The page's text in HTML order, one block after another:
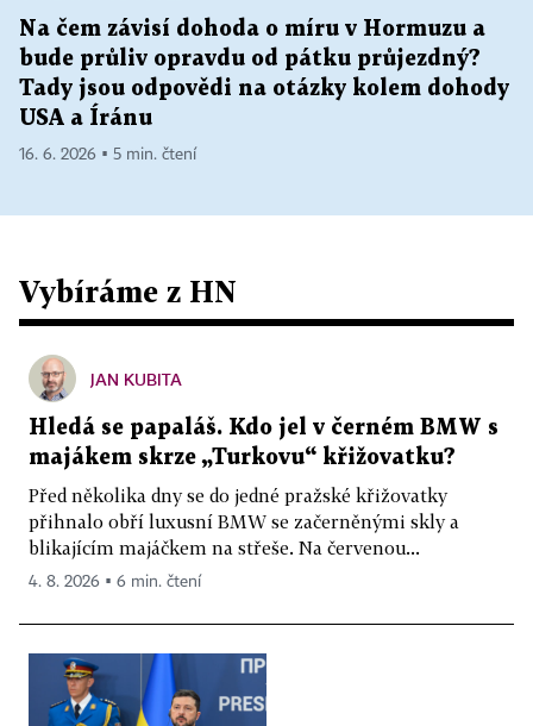
Na čem závisí dohoda o míru v Hormuzu a
bude průliv opravdu od pátku průjezdný?
Tady jsou odpovědi na otázky kolem dohody
USA a Íránu
16. 6. 2026 ▪ 5 min. čtení
Vybíráme z HN
JAN KUBITA
Hledá se papaláš. Kdo jel v černém BMW s
majákem skrze „Turkovu“ křižovatku?
Před několika dny se do jedné pražské křižovatky
přihnalo obří luxusní BMW se začerněnými skly a
blikajícím majáčkem na střeše. Na červenou...
4. 8. 2026 ▪ 6 min. čtení